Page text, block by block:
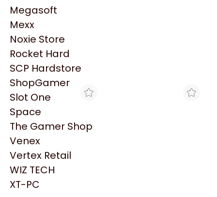
NZXT
PNY
Palit
Philips
PowerColor
Razer
Redragon
Samsung
Sandisk
Sapphire
Seagate
Sentey
Solarmax
Megasoft
Mexx
Noxie Store
Rocket Hard
SCP Hardstore
ShopGamer
Slot One
Space
The Gamer Shop
Venex
Vertex Retail
WIZ TECH
XT-PC
Productos
Similares
Explorá más productos similares
MAX TECNO
LN BROTHER HL-L5210DN
$701.705